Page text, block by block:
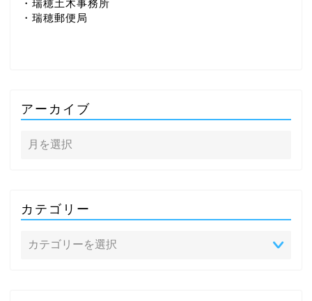
・瑞穂土木事務所
・瑞穂郵便局
アーカイブ
カテゴリー